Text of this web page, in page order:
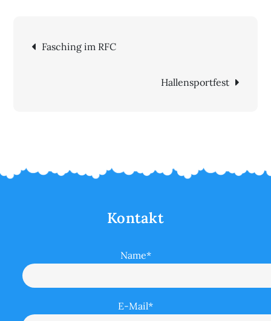
Beitragsnavigation
Fasching im RFC
Hallensportfest
Kontakt
Name*
E-Mail*